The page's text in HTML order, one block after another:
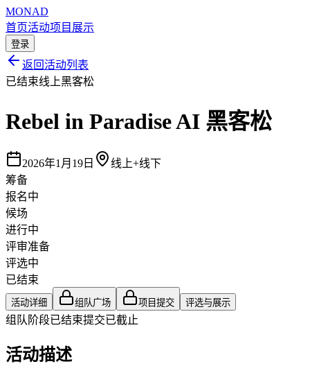
MONAD
首页活动项目展示
登录
返回活动列表
已结束线上黑客松
Rebel in Paradise AI 黑客松
2026年1月19日
线上+线下
筹备
报名中
候场
进行中
评审准备
评选中
已结束
活动详细 组队广场 项目提交 评选与展示
组队阶段已结束提交已截止
活动描述